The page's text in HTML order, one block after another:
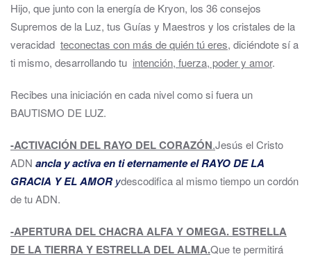
Hijo, que junto con la energía de Kryon, los 36 consejos
Supremos de la Luz, tus Guías y Maestros y los cristales de la
veracidad teconectas con más de quién tú eres, diciéndote sí a
ti mismo, desarrollando tu intención, fuerza, poder y amor.
Recibes una iniciación en cada nivel como si fuera un
BAUTISMO DE LUZ.
-ACTIVACIÓN DEL RAYO DEL CORAZÓN.Jesús el Cristo
ADN ancla y activa en ti eternamente el RAYO DE LA
GRACIA Y EL AMORydescodifica al mismo tiempo un cordón
de tu ADN.
-APERTURA DEL CHACRA ALFA Y OMEGA. ESTRELLA
DE LA TIERRA Y ESTRELLA DEL ALMA.Que te permitirá